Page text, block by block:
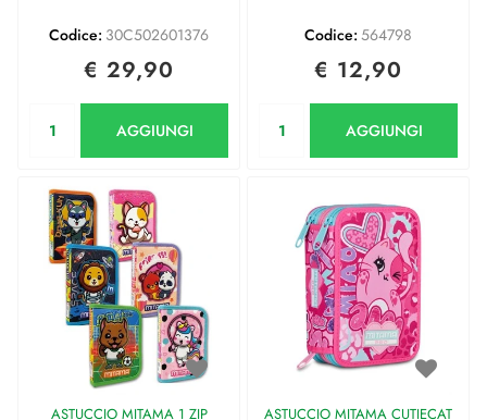
Codice: 30C502601376
€ 29,90
AGGIUNGI
Codice: 564798
€ 12,90
AGGIUNGI
ASTUCCIO MITAMA 1 ZIP ASTUCCIO MITAMA CUTIECAT